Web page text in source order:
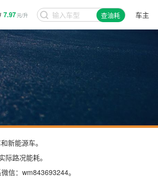
7.97元/升 查油耗 车主
新能源车。
路况能耗。
信：wm843693244。